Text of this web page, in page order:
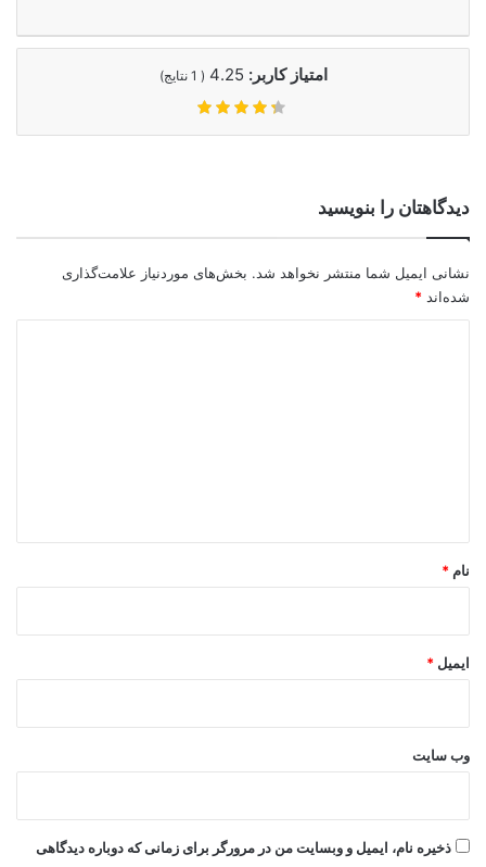
امتیاز کاربر: 4.25
(
1 نتایج)
دیدگاهتان را بنویسید
نشانی ایمیل شما منتشر نخواهد شد. بخش‌های موردنیاز علامت‌گذاری
شده‌اند *
نام *
ایمیل *
وب‌ سایت
ذخیره نام، ایمیل و وبسایت من در مرورگر برای زمانی که دوباره دیدگاهی